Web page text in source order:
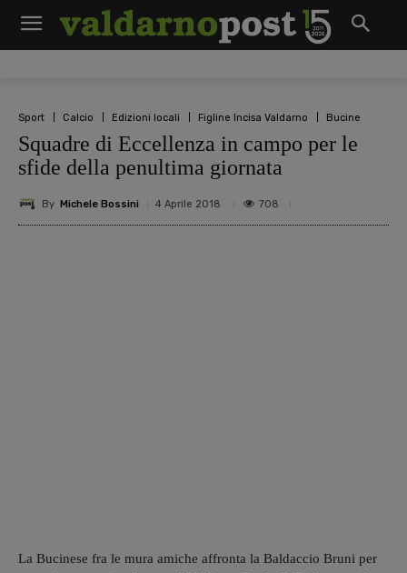
Sport Calcio Edizioni locali Figline Incisa Valdarno Bucine
Squadre di Eccellenza in campo per le
sfide della penultima giornata
By Michele Bossini 4 Aprile 2018 708
La Bucinese fra le mura amiche affronta la Baldaccio Bruni per